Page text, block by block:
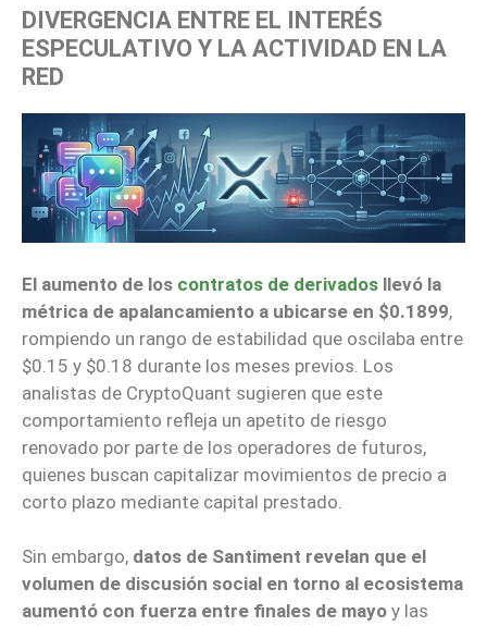
DIVERGENCIA ENTRE EL INTERÉS
ESPECULATIVO Y LA ACTIVIDAD EN LA
RED
El aumento de los contratos de derivados llevó la
métrica de apalancamiento a ubicarse en $0.1899,
rompiendo un rango de estabilidad que oscilaba entre
$0.15 y $0.18 durante los meses previos. Los
analistas de CryptoQuant sugieren que este
comportamiento refleja un apetito de riesgo
renovado por parte de los operadores de futuros,
quienes buscan capitalizar movimientos de precio a
corto plazo mediante capital prestado.
Sin embargo, datos de Santiment revelan que el
volumen de discusión social en torno al ecosistema
aumentó con fuerza entre finales de mayo y las